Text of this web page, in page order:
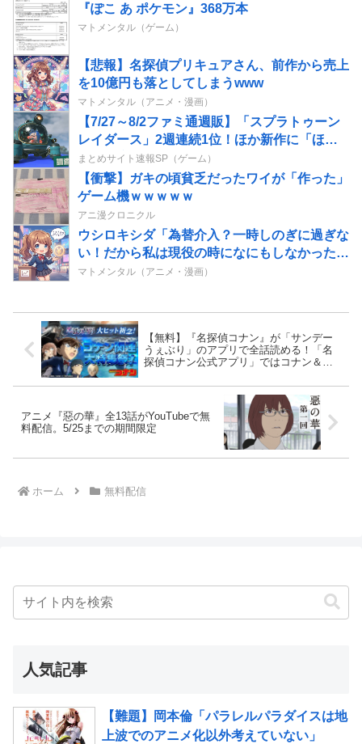
『ぽこ あ ポケモン』368万本
マトメンタル（ゲーム）
【悲報】名探偵プリキュアさん、前作から売上
を10億円も落としてしまうwww
マトメンタル（アニメ・漫画）
【7/27～8/2ファミ通週販】「スプラトゥーン
レイダース」2週連続1位！ほか新作に「ほの
暮しの庭」「ブルーリフレクション カルテッ
ト」などランクイン！！
まとめサイト速報SP（ゲーム）
【衝撃】ガキの頃貧乏だったワイが「作った」
ゲーム機ｗｗｗｗｗ
アニ漫クロニクル
ウシロキシダ「為替介入？一時しのぎに過ぎな
い！だから私は現役の時になにもしなかったの
だ」
マトメンタル（アニメ・漫画）
【無料】『名探偵コナン』が「サンデー
うぇぶり」のアプリで全話読める！「名
探偵コナン公式アプリ」ではコナン＆灰
アニメ『惡の華』全13話がYouTubeで無
料配信。5/25までの期間限定
ホーム 無料配信
人気記事
【難題】岡本倫「パラレルパラダイスは地
上波でのアニメ化以外考えていない」